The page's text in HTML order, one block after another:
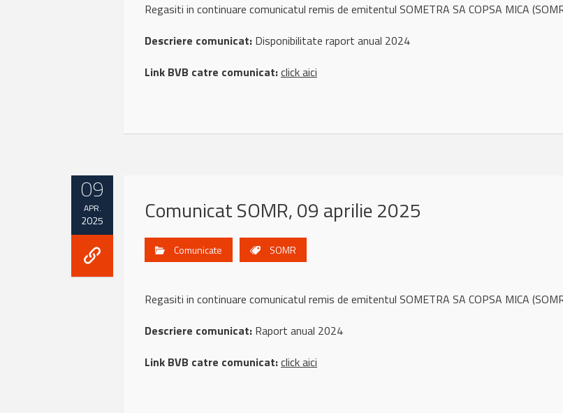
Regasiti in continuare comunicatul remis de emitentul SOMETRA SA COPSA MICA
Descriere comunicat: Disponibilitate raport anual 2024
Link BVB catre comunicat:click aici
09
APR.
2025 Comunicat SOMR, 09 aprilie 2025
Comunicate SOMR
Regasiti in continuare comunicatul remis de emitentul SOMETRA SA COPSA MICA
Descriere comunicat: Raport anual 2024
Link BVB catre comunicat:click aici